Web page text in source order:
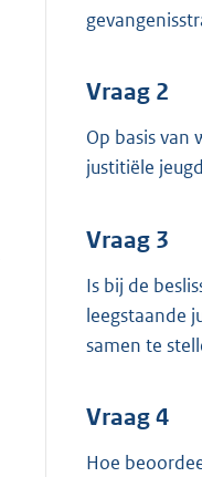
Vraag 2
Op basis
justitiële
Vraag 3
Is bij de
leegstaande
samen te
Vraag 4
Hoe